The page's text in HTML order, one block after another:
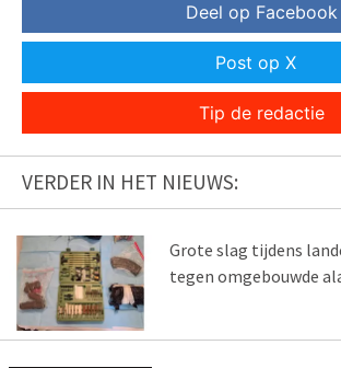
Deel op Facebook
Post op X
Tip de redactie
VERDER IN HET NIEUWS:
Grote slag tijdens
tegen omgebouwde